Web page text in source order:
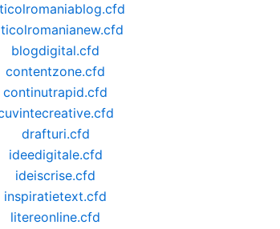
blogdigital.cfd
contentzone.cfd
continutrapid.cfd
drafturi.cfd
ideedigitale.cfd
ideiscrise.cfd
inspiratietext.cfd
litereonline.cfd